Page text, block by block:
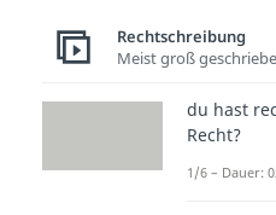
Rechtschreibung
Meist groß
du hast
Recht?
1/6 – Dauer: